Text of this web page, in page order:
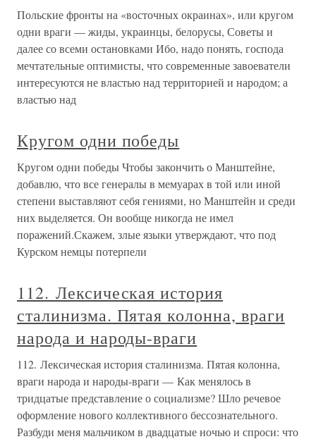
Польские фронты на «восточных окраинах», или кругом
одни враги — жиды, украинцы, белорусы, Советы и
далее со всеми остановками Ибо, надо понять, господа
мечтательные оптимисты, что современные завоеватели
интересуются не властью над территорией и народом; а
властью над
Кругом одни победы
Кругом одни победы Чтобы закончить о Манштейне,
добавлю, что все генералы в мемуарах в той или иной
степени выставляют себя гениями, но Манштейн и среди
них выделяется. Он вообще никогда не имел
поражений.Скажем, злые языки утверждают, что под
Курском немцы потерпели
112. Лексическая история
сталинизма. Пятая колонна, враги
народа и народы-враги
112. Лексическая история сталинизма. Пятая колонна,
враги народа и народы-враги — Как менялось в
тридцатые представление о социализме? Шло речевое
оформление нового коллективного бессознательного.
Разбуди меня мальчиком в двадцатые ночью и спроси: что